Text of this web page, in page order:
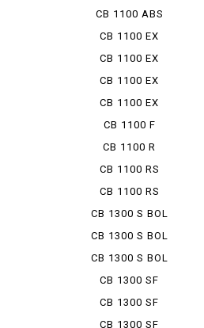
CB 1100 ABS
SE
CB 1100 EX
CB 1100 EX
ABS
CB 1100 EX
ABS E P...
CB 1100 EX
FINAL ED
CB 1100 F
CB 1100 R
CB 1100 RS
CB 1100 RS
FINAL ED
CB 1300 S BOL
D'OR...
CB 1300 S BOL
D'OR...
CB 1300 S BOL
D'OR...
CB 1300 SF
CB 1300 SF
ABS SPE...
CB 1300 SF